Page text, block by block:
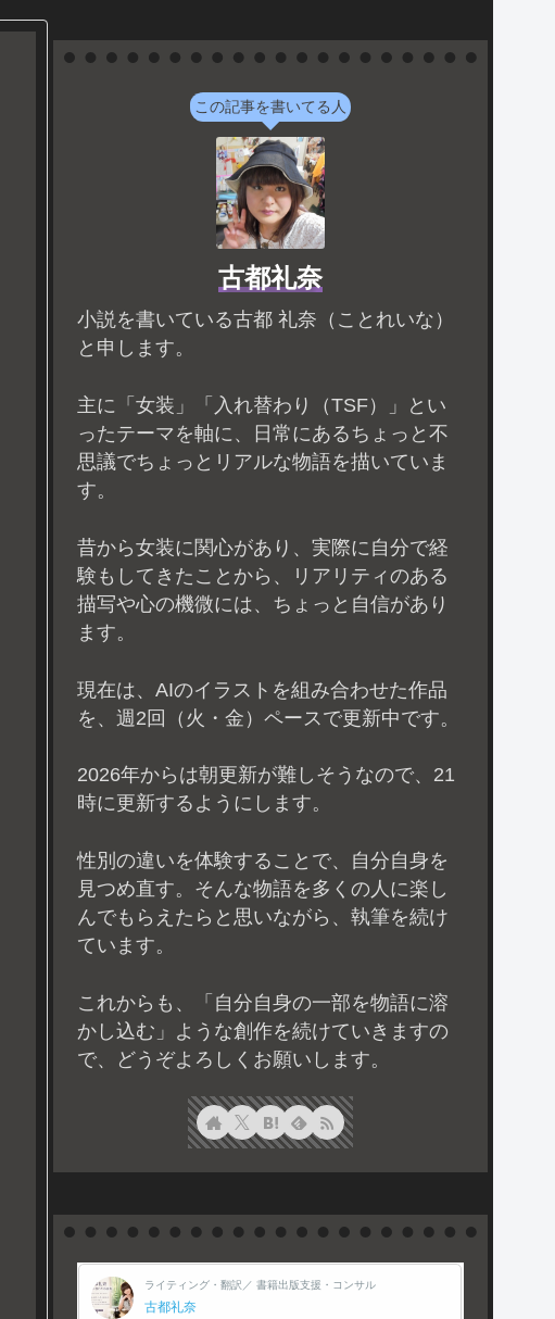
この記事を書いてる人
古都礼奈
小説を書いている古都 礼奈（ことれいな）
と申します。
主に「女装」「入れ替わり（TSF）」とい
ったテーマを軸に、日常にあるちょっと不
思議でちょっとリアルな物語を描いていま
す。
昔から女装に関心があり、実際に自分で経
験もしてきたことから、リアリティのある
描写や心の機微には、ちょっと自信があり
ます。
現在は、AIのイラストを組み合わせた作品
を、週2回（火・金）ペースで更新中です。
2026年からは朝更新が難しそうなので、21
時に更新するようにします。
性別の違いを体験することで、自分自身を
見つめ直す。そんな物語を多くの人に楽し
んでもらえたらと思いながら、執筆を続け
ています。
これからも、「自分自身の一部を物語に溶
かし込む」ような創作を続けていきますの
で、どうぞよろしくお願いします。